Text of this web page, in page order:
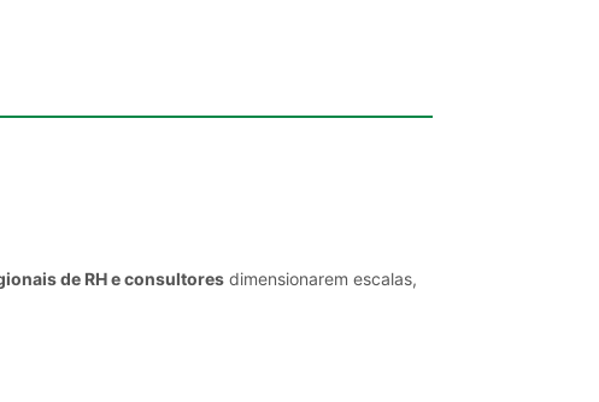
de RH e consultores dimensionarem escalas,